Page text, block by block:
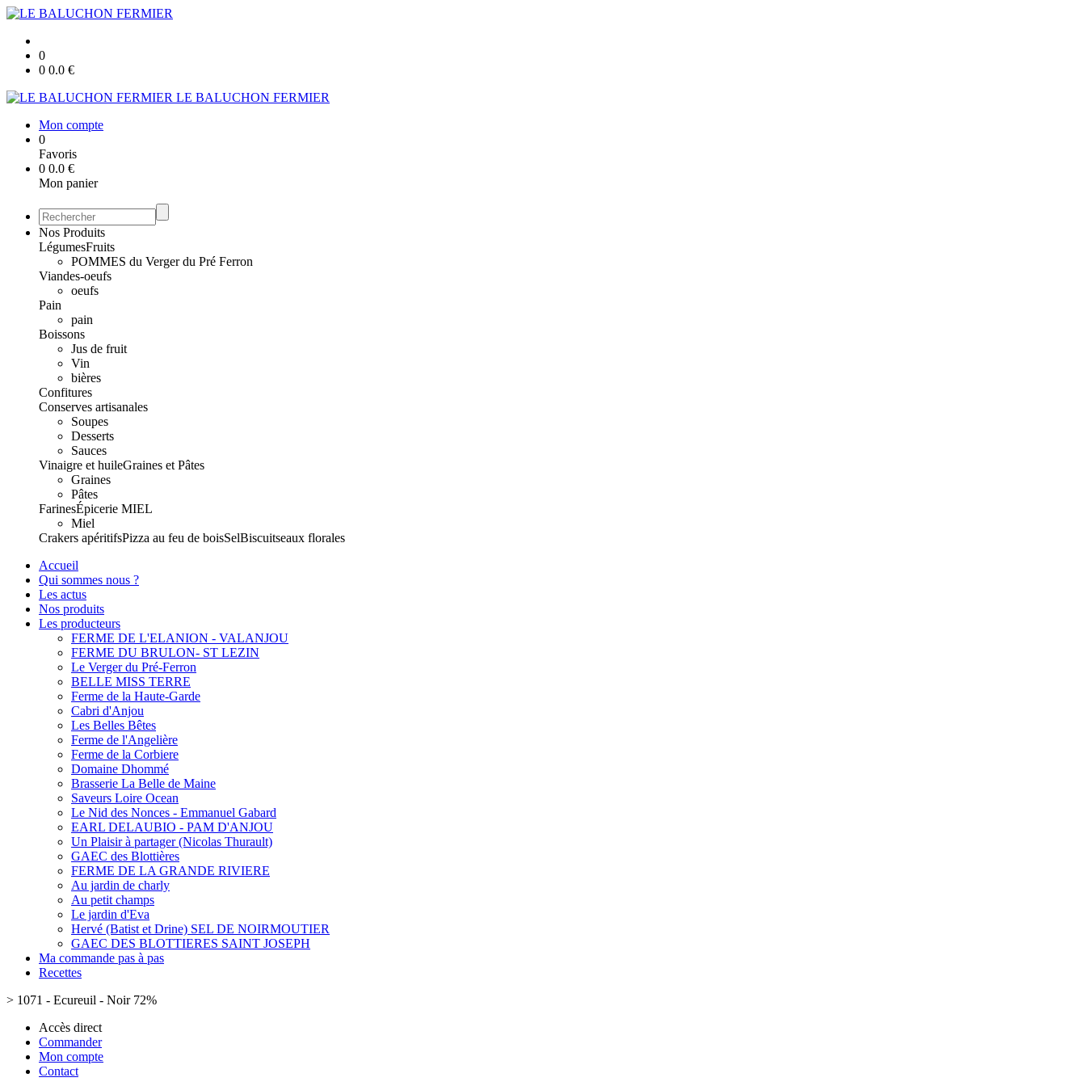
0
0 0.0 €
LE BALUCHON FERMIER
Mon compte
0
Favoris
0 0.0 €
Mon panier
Nos Produits
LégumesFruits
POMMES du Verger du Pré Ferron
Viandes-oeufs
oeufs
Pain
pain
Boissons
Jus de fruit
Vin
bières
Confitures
Conserves artisanales
Soupes
Desserts
Sauces
Vinaigre et huileGraines et Pâtes
Graines
Pâtes
FarinesÉpicerie MIEL
Miel
Crakers apéritifsPizza au feu de boisSelBiscuitseaux florales
Accueil
Qui sommes nous ?
Les actus
Nos produits
Les producteurs
FERME DE L'ELANION - VALANJOU
FERME DU BRULON- ST LEZIN
Le Verger du Pré-Ferron
BELLE MISS TERRE
Ferme de la Haute-Garde
Cabri d'Anjou
Les Belles Bêtes
Ferme de l'Angelière
Ferme de la Corbiere
Domaine Dhommé
Brasserie La Belle de Maine
Saveurs Loire Ocean
Le Nid des Nonces - Emmanuel Gabard
EARL DELAUBIO - PAM D'ANJOU
Un Plaisir à partager (Nicolas Thurault)
GAEC des Blottières
FERME DE LA GRANDE RIVIERE
Au jardin de charly
Au petit champs
Le jardin d'Eva
Hervé (Batist et Drine) SEL DE NOIRMOUTIER
GAEC DES BLOTTIERES SAINT JOSEPH
Ma commande pas à pas
Recettes
> 1071 - Ecureuil - Noir 72%
Accès direct
Commander
Mon compte
Contact